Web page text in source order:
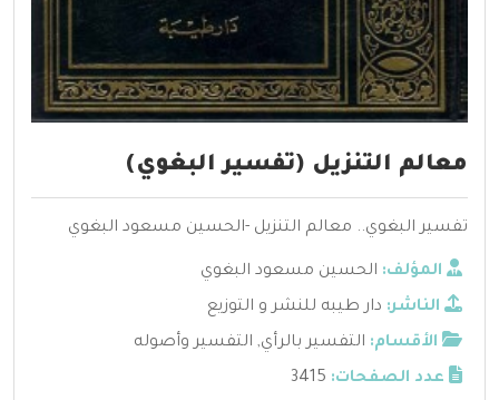
معالم التنزيل (تفسير البغوي)
تفسير البغوي.. معالم التنزيل -الحسين مسعود البغوي
المؤلف: الحسين مسعود البغوي
الناشر: دار طيبه للنشر و التوزيع
الأقسام: التفسير بالرأي, التفسير وأصوله
عدد الصفحات: 3415